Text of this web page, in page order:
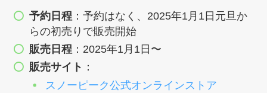
予約日程 ：予約はなく、2025年1月1日元旦か
らの初売りで販売開始
販売日程 ：2025年1月1日〜
販売サイト ：
スノーピーク公式オンラインストア